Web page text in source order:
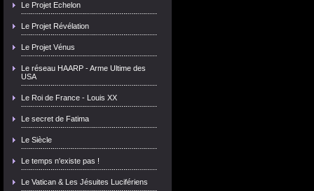
Le Projet Echelon
Le Projet Révélation
Le Projet Vénus
Le réseau HAARP - Arme Ultime des
USA
Le Roi de France - Louis XX
Le secret de Fatima
Le Siècle
Le temps n'existe pas !
Le Vatican & Les Jésuites Lucifériens